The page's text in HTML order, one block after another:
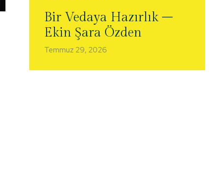
Bir Vedaya Hazırlık –
Ekin Şara Özden
Temmuz 29, 2026